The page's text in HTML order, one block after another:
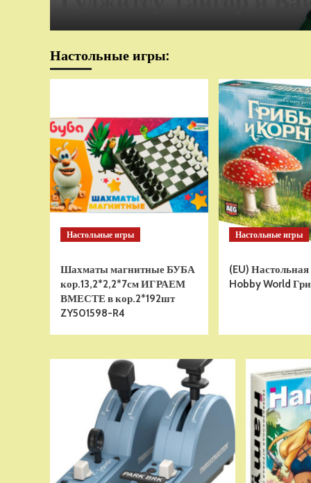
Настольные игры:
Настольные игры
Шахматы магнитные БУБА
кор.13,2*2,2*7см ИГРАЕМ
ВМЕСТЕ в кор.2*192шт
ZY501598-R4
Настольные игры
(EU) Настольная
Hobby World